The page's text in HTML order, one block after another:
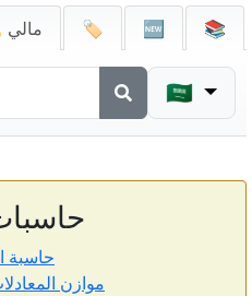
💰 مالي 🏷️ 🆕 📚
🇸🇦
حاسبة
موازن